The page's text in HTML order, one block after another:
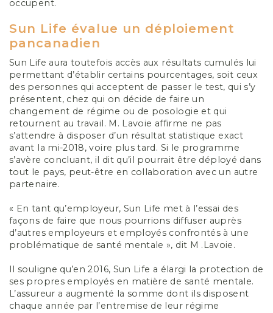
occupent.
Sun Life évalue un déploiement
pancanadien
Sun Life aura toutefois accès aux résultats cumulés lui
permettant d’établir certains pourcentages, soit ceux
des personnes qui acceptent de passer le test, qui s’y
présentent, chez qui on décide de faire un
changement de régime ou de posologie et qui
retournent au travail. M. Lavoie affirme ne pas
s’attendre à disposer d’un résultat statistique exact
avant la mi-2018, voire plus tard. Si le programme
s’avère concluant, il dit qu’il pourrait être déployé dans
tout le pays, peut-être en collaboration avec un autre
partenaire.
« En tant qu’employeur, Sun Life met à l’essai des
façons de faire que nous pourrions diffuser auprès
d’autres employeurs et employés confrontés à une
problématique de santé mentale », dit M . Lavoie.
Il souligne qu’en 2016, Sun Life a élargi la protection de
ses propres employés en matière de santé mentale.
L’assureur a augmenté la somme dont ils disposent
chaque année par l’entremise de leur régime